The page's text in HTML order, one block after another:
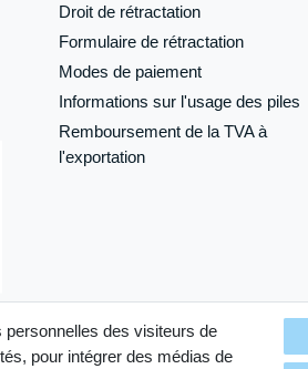
Droit de rétractation
Formulaire de rétractation
Modes de paiement
Informations sur l'usage des piles
Remboursement de la TVA à
l'exportation
des visiteurs de
pour intégrer des médias de